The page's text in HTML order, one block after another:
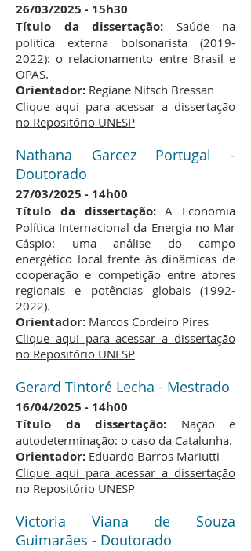
​26/03/2025 - 15h30
Título da dissertação: Saúde na
política externa bolsonarista (2019-
2022): o relacionamento entre Brasil e
OPAS.
Orientador: Regiane Nitsch Bressan
Clique aqui para acessar a dissertação
no Repositório UNESP
Nathana Garcez Portugal -
Doutorado
​27/03/2025 - 14h00
Título da dissertação:A Economia
Política Internacional da Energia no Mar
Cáspio: uma análise do campo
energético local frente às dinâmicas de
cooperação e competição entre atores
regionais e potências globais (1992-
2022).
Orientador: Marcos Cordeiro Pires
Clique aqui para acessar a dissertação
no Repositório UNESP
Gerard Tintoré Lecha - Mestrado
​16/04/2025 - 14h00
Título da dissertação: Nação e
autodeterminação: o caso da Catalunha.
Orientador: Eduardo Barros Mariutti
Clique aqui para acessar a dissertação
no Repositório UNESP
Victoria Viana de Souza
Guimarães - Doutorado